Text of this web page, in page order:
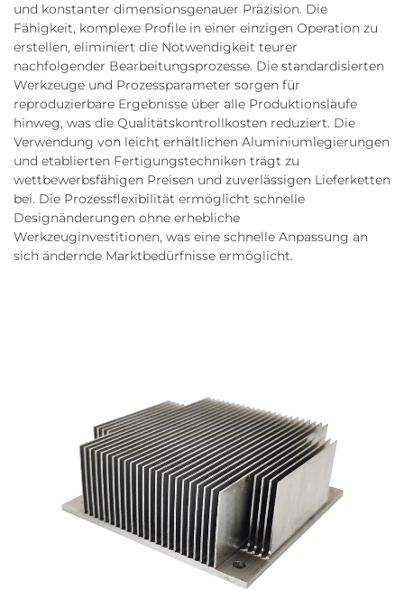
und konstanter dimensionsgenauer Präzision. Die
Fähigkeit, komplexe Profile in einer einzigen Operation zu
erstellen, eliminiert die Notwendigkeit teurer
nachfolgender Bearbeitungsprozesse. Die standardisierten
Werkzeuge und Prozessparameter sorgen für
reproduzierbare Ergebnisse über alle Produktionsläufe
hinweg, was die Qualitätskontrollkosten reduziert. Die
Verwendung von leicht erhältlichen Aluminiumlegierungen
und etablierten Fertigungstechniken trägt zu
wettbewerbsfähigen Preisen und zuverlässigen Lieferketten
bei. Die Prozessflexibilität ermöglicht schnelle
Designänderungen ohne erhebliche
Werkzeuginvestitionen, was eine schnelle Anpassung an
sich ändernde Marktbedürfnisse ermöglicht.